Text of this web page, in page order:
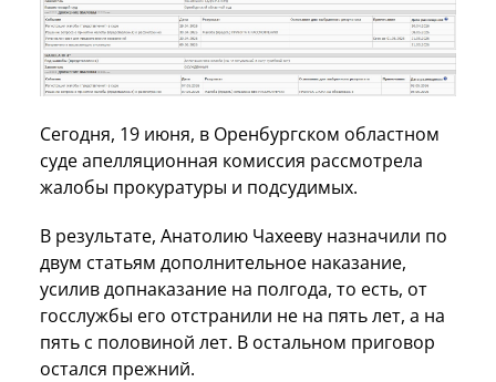
Сегодня, 19 июня, в Оренбургском областном
суде апелляционная комиссия рассмотрела
жалобы прокуратуры и подсудимых.
В результате, Анатолию Чахееву назначили по
двум статьям дополнительное наказание,
усилив допнаказание на полгода, то есть, от
госслужбы его отстранили не на пять лет, а на
пять с половиной лет. В остальном приговор
остался прежний.